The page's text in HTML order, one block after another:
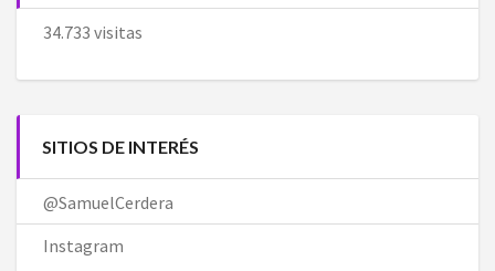
34.733 visitas
SITIOS DE INTERÉS
@SamuelCerdera
Instagram